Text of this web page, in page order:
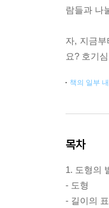
람들과 나
자, 지금
요? 호기
책의 일부
목차
1. 도형의
- 도형
- 길이의